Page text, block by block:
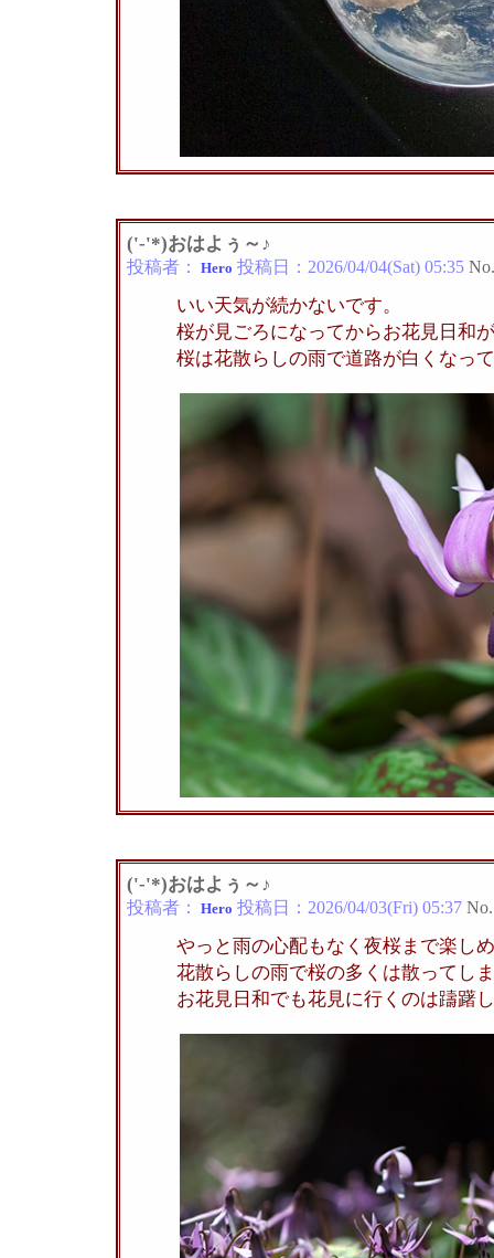
('-'*)おはよぅ～♪
投稿者： Hero 投稿日： 2026/04/04(Sat) 05:35 No.
いい天気が続かないです。
桜が見ごろになってからお花見日和
桜は花散らしの雨で道路が白くなっ
('-'*)おはよぅ～♪
投稿者： Hero 投稿日： 2026/04/03(Fri) 05:37 No.
やっと雨の心配もなく夜桜まで楽し
花散らしの雨で桜の多くは散ってし
お花見日和でも花見に行くのは躊躇